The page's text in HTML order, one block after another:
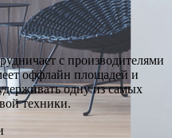
с производителями
оффлайн площадей и
одну из самых
техники.